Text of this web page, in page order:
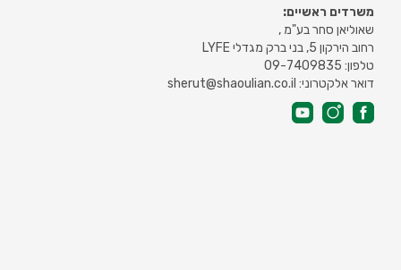
משרדים ראשיים:
שאוליאן סחר בע"מ ,
רחוב הירקון 5, בני ברק מגדלי LYFE
טלפון: 09-7409835
דואר אלקטרוני: sherut@shaoulian.co.il